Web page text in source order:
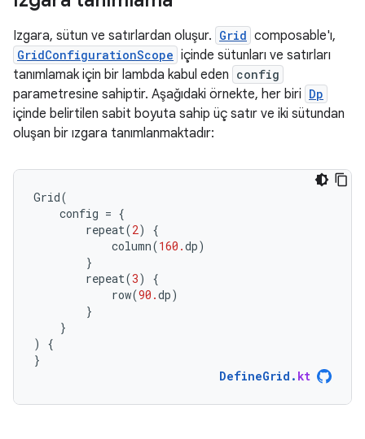
Izgara, sütun ve satırlardan oluşur. Grid composable'ı,
GridConfigurationScope içinde sütunları ve satırları
tanımlamak için bir lambda kabul eden config
parametresine sahiptir. Aşağıdaki örnekte, her biri Dp
içinde belirtilen sabit boyuta sahip üç satır ve iki sütundan
oluşan bir ızgara tanımlanmaktadır:
Grid(
config = {
repeat(2)
{
column(160.dp)
}
repeat(3)
{
row(90.dp)
}
}
)
{
}
DefineGrid . kt